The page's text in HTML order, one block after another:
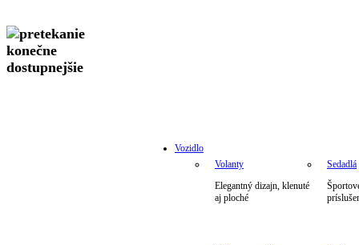
Vozidlo
Volanty
Elegantný dizajn, klenuté
aj ploché
Sedadlá